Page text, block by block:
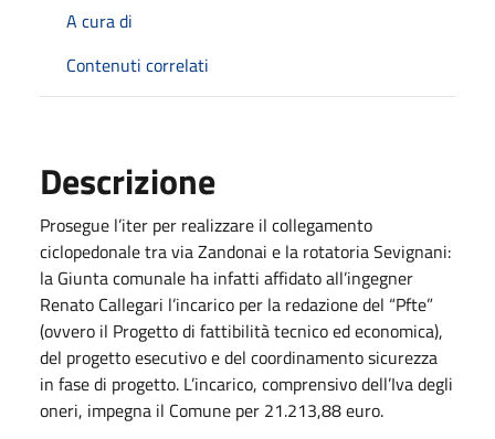
A cura di
Contenuti correlati
Descrizione
Prosegue l’iter per realizzare il collegamento
ciclopedonale tra via Zandonai e la rotatoria Sevignani:
la Giunta comunale ha infatti affidato all’ingegner
Renato Callegari l’incarico per la redazione del “Pfte”
(ovvero il Progetto di fattibilità tecnico ed economica),
del progetto esecutivo e del coordinamento sicurezza
in fase di progetto. L’incarico, comprensivo dell’Iva degli
oneri, impegna il Comune per 21.213,88 euro.